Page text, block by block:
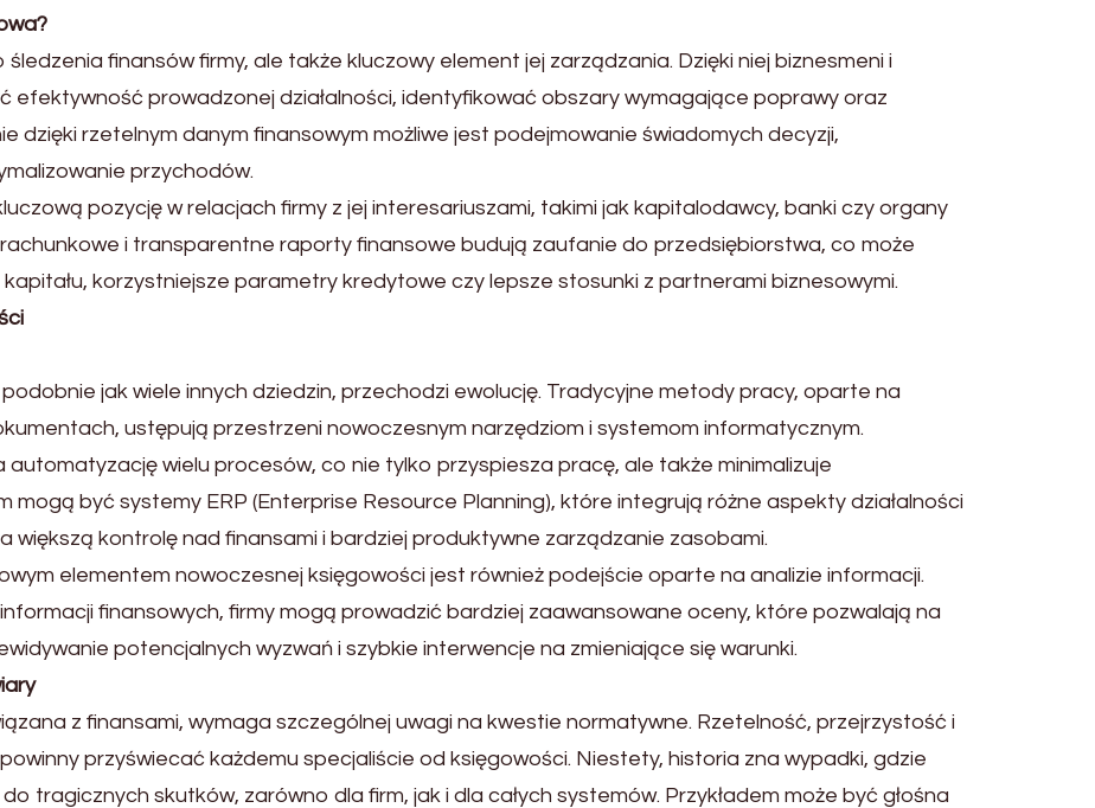
finansów firmy, ale także kluczowy element jej zarządzania. Dzięki niej biznesmeni i
efektywność prowadzonej działalności, identyfikować obszary wymagające poprawy oraz
dzięki rzetelnym danym finansowym możliwe jest podejmowanie świadomych decyzji,
przychodów.
pozycję w relacjach firmy z jej interesariuszami, takimi jak kapitalodawcy, banki czy organy
i transparentne raporty finansowe budują zaufanie do przedsiębiorstwa, co może
korzystniejsze parametry kredytowe czy lepsze stosunki z partnerami biznesowymi.
jak wiele innych dziedzin, przechodzi ewolucję. Tradycyjne metody pracy, oparte na
ustępują przestrzeni nowoczesnym narzędziom i systemom informatycznym.
wielu procesów, co nie tylko przyspiesza pracę, ale także minimalizuje
mogą być systemy ERP (Enterprise Resource Planning), które integrują różne aspekty działalności
większą kontrolę nad finansami i bardziej produktywne zarządzanie zasobami.
elementem nowoczesnej księgowości jest również podejście oparte na analizie informacji.
finansowych, firmy mogą prowadzić bardziej zaawansowane oceny, które pozwalają na
potencjalnych wyzwań i szybkie interwencje na zmieniające się warunki.
z finansami, wymaga szczególnej uwagi na kwestie normatywne. Rzetelność, przejrzystość i
przyświecać każdemu specjaliście od księgowości. Niestety, historia zna wypadki, gdzie
tragicznych skutków, zarówno dla firm, jak i dla całych systemów. Przykładem może być głośna